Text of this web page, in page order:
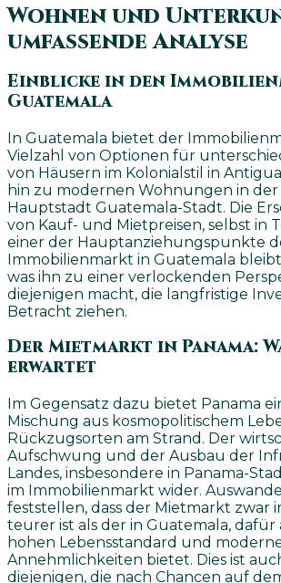
Wohnen und
umfassende Analyse
Einblicke in den
Guatemala
In Guatemala bietet der
Vielzahl von Optionen für
von Häusern im Kolonialstil in
hin zu modernen Wohnungen in
Hauptstadt Guatemala-Stadt. Die
von Kauf- und Mietpreisen, selbst in
einer der Hauptanziehungspunkte
Immobilienmarkt in Guatemala
was ihn zu einer verlockenden
diejenigen macht, die langfristige
Betracht ziehen.
Der Mietmarkt in Panama:
erwartet
Im Gegensatz dazu bietet Panama
Mischung aus kosmopolitischem
Rückzugsorten am Strand. Der
Aufschwung und der Ausbau der
Landes, insbesondere in Panama-
im Immobilienmarkt wider.
feststellen, dass der Mietmarkt zwar
teurer ist als der in Guatemala, dafür
hohen Lebensstandard und
Annehmlichkeiten bietet. Dies ist
diejenigen, die nach Chancen auf